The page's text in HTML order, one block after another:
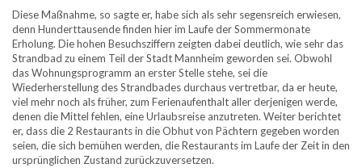
Diese Maßnahme, so sagte er, habe sich als sehr segensreich erwiesen,
denn Hunderttausende finden hier im Laufe der Sommermonate
Erholung. Die hohen Besuchsziffern zeigten dabei deutlich, wie sehr das
Strandbad zu einem Teil der Stadt Mannheim geworden sei. Obwohl
das Wohnungsprogramm an erster Stelle stehe, sei die
Wiederherstellung des Strandbades durchaus vertretbar, da er heute,
viel mehr noch als früher, zum Ferienaufenthalt aller derjenigen werde,
denen die Mittel fehlen, eine Urlaubsreise anzutreten. Weiter berichtet
er, dass die 2 Restaurants in die Obhut von Pächtern gegeben worden
seien, die sich bemühen werden, die Restaurants im Laufe der Zeit in den
ursprünglichen Zustand zurückzuversetzen.